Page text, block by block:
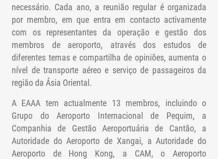
nas suas próprias vantagens para construir a uma aliança
de aeroportos, no intuito de unir a indústria e criar uma
plataforma para troca de informações, de intercâmbio e
cooperação. Assim, a CAM tem realizada a geminação com
vários pequenos e médios aeroportos nacionais e
internacionais, e organiza regularmente a Conferência de
Aeroportos da China e dos Países de Língua Portuguesa
em Macau, para construir uma plataforma de intercâmbio e
cooperação entre a China Continental, Portugal e Macau.
necessário. Cada ano, a reunião regular é organizada
por membro, em que entra em contacto activamente
com os representantes da operação e gestão dos
membros de aeroporto, através dos estudos de
diferentes temas e compartilha de opiniões, aumenta o
nível de transporte aéreo e serviço de passageiros da
região da Ásia Oriental.
A EAAA tem actualmente 13 membros, incluindo o
Grupo do Aeroporto Internacional de Pequim, a
Companhia de Gestão Aeroportuária de Cantão, a
Autoridade do Aeroporto de Xangai, a Autoridade do
Aeroporto de Hong Kong, a CAM, o Aeroporto